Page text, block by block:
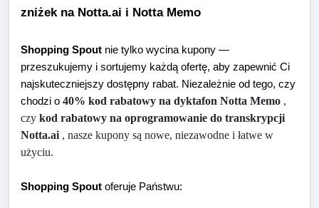
zniżek na Notta.ai i Notta Memo
Shopping Spout nie tylko wycina kupony —
przeszukujemy i sortujemy każdą ofertę, aby zapewnić Ci
najskuteczniejszy dostępny rabat. Niezależnie od tego, czy
chodzi o 40% kod rabatowy na dyktafon Notta Memo ,
czy kod rabatowy na oprogramowanie do transkrypcji
Notta.ai , nasze kupony są nowe, niezawodne i łatwe w
użyciu.
Shopping Spout oferuje Państwu: